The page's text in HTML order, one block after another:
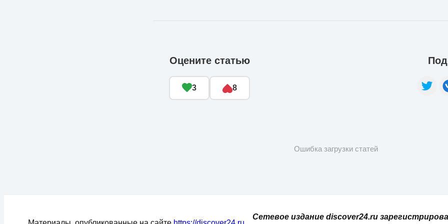
Оцените статью
3 8
Ошибка загрузки статей
Сетевое издание discover24.ru